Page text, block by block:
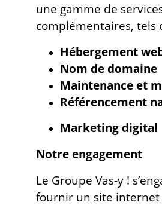
une gamme de
complémentaires, tels
Hébergement
Nom de domaine
Maintenance et
Référencement
Marketing digital
Notre engagement
Le Groupe Vas-y !
fournir un site